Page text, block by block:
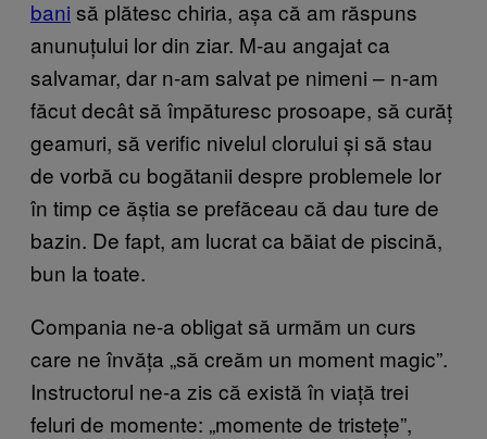
bani să plătesc chiria, așa că am răspuns
anunuțului lor din ziar. M-au angajat ca
salvamar, dar n-am salvat pe nimeni – n-am
făcut decât să împăturesc prosoape, să curăț
geamuri, să verific nivelul clorului și să stau
de vorbă cu bogătanii despre problemele lor
în timp ce ăștia se prefăceau că dau ture de
bazin. De fapt, am lucrat ca băiat de piscină,
bun la toate.
Compania ne-a obligat să urmăm un curs
care ne învăța „să creăm un moment magic”.
Instructorul ne-a zis că există în viață trei
feluri de momente: „momente de tristețe”,